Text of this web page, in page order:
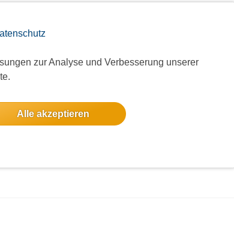
zur Analyse und Verbesserung unserer
Alle akzeptieren
Mitglieder sichtbar.